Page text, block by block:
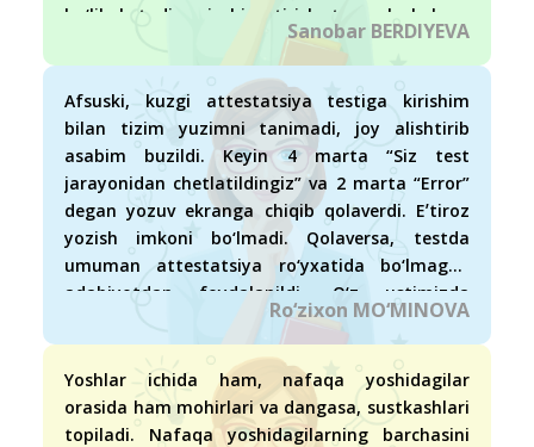
bo‘lib ketadi, uni chiqartirish, tayyorlash ham
mablag‘ga borib taqaladi. Hozircha o‘quvchilar
CHSBni vazirlik olarkan deb qoʻrqitib turganimiz
uchun sal hayiqib oʻqiyapti. Agar bu ham
shunchaki xoʻjakoʻrsin uchun boʻlsa, bizni
qiynaganlari qoladi, xolos. Birgina yaxshi
tomoni 5–8-sinf o‘quvchilari sal qiziqib, jamoa
boʻlib harakat qilishyapti, darsga kreativ
yondashishmoqda. Lekin chekka hududlarda bu
tizimni qanday uddalashadi? Chunki sharoit
yoʻq.
Sanobar BERDIYEVA
Afsuski, kuzgi attestatsiya testiga kirishim
bilan tizim yuzimni tanimadi, joy alishtirib
asabim buzildi. Keyin 4 marta “Siz test
jarayonidan chetlatildingiz” va 2 marta “Error”
degan yozuv ekranga chiqib qolaverdi. Eʼtiroz
yozish imkoni bo‘lmadi. Qolaversa, testda
umuman attestatsiya ro‘yxatida bo‘lmagan
adabiyotdan foydalanildi. O‘z ustimizda
ishlasak, tayyorlansak, lekin adabiyotdan
tushmasa, endi nima deyishga ham
hayronman.
Ro‘zixon MO‘MINOVA
Yoshlar ichida ham, nafaqa yoshidagilar
orasida ham mohirlari va dangasa, sustkashlari
topiladi. Nafaqa yoshidagilarning barchasini